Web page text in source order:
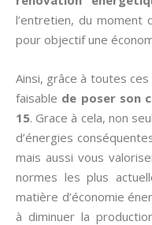
l’entretien, du moment
pour objectif une
Ainsi, grâce à toutes
faisable de poser son
15. Grace à cela, non
d’énergies
mais aussi vous
normes les plus
matière d’économie
à diminuer la